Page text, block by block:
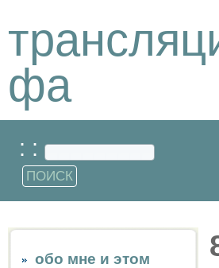
фа
: :
обо мне и этом